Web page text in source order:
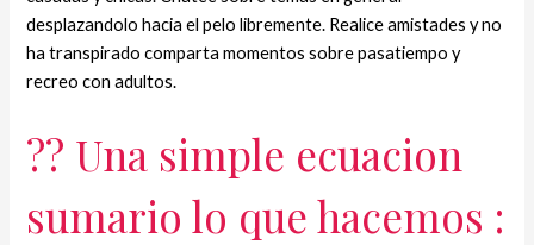
desplazandolo hacia el pelo libremente. Realice amistades y no
ha transpirado comparta momentos sobre pasatiempo y
recreo con adultos.
?? Una simple ecuacion
sumario lo que hacemos :